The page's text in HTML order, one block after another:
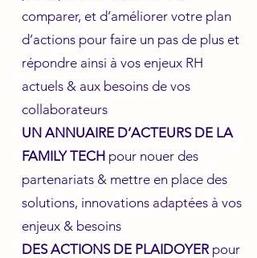
comparer, et d’améliorer votre plan
d’actions pour faire un pas de plus et
répondre ainsi à vos enjeux RH
actuels & aux besoins de vos
collaborateurs
UN ANNUAIRE D’ACTEURS DE LA
FAMILY TECH pour nouer des
partenariats & mettre en place des
solutions, innovations adaptées à vos
enjeux & besoins
DES ACTIONS DE PLAIDOYERpour